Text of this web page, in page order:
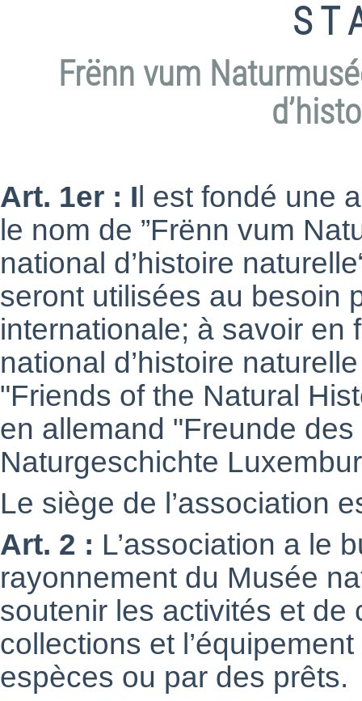
S T
Frënn vum
Art. 1er : I l est fondé une
le nom de ”Frënn vum
national d’histoire
seront utilisées au besoin
internationale; à savoir
national d’histoire
"Friends of the Natural
en allemand "Freunde
Naturgeschichte
Le siège de l’association
Art. 2 : L’association a le
rayonnement du Musée
soutenir les activités et de
collections et
espèces ou par des prêts.